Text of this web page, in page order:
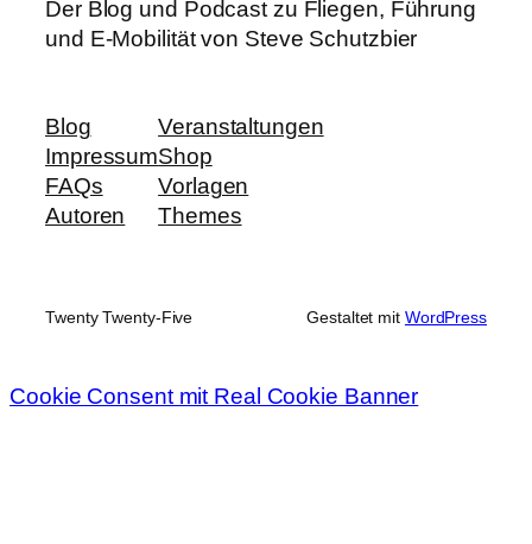
Der Blog und Podcast zu Fliegen, Führung
und E-Mobilität von Steve Schutzbier
Blog
Impressum
FAQs
Autoren
Veranstaltungen
Shop
Vorlagen
Themes
Twenty Twenty-Five Gestaltet mit WordPress
Cookie Consent mit Real Cookie Banner